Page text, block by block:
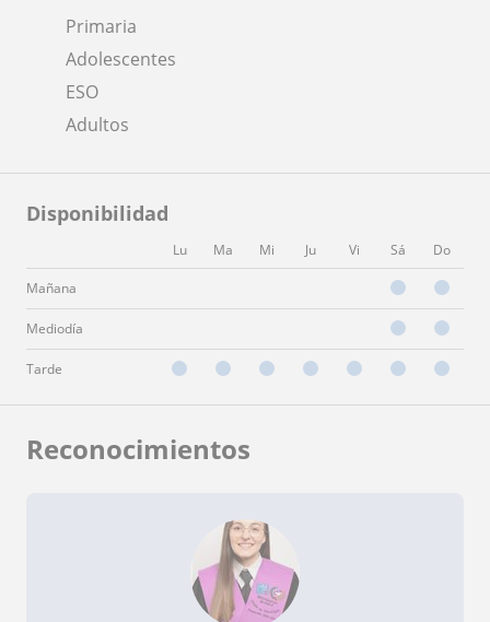
Primaria
Adolescentes
ESO
Adultos
Disponibilidad
Lu Ma Mi Ju Vi Sá Do
Mañana
Mediodía
Tarde
Reconocimientos